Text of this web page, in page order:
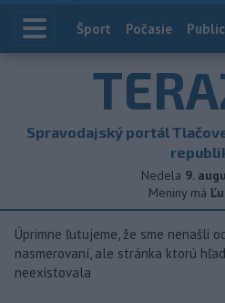
Index
Šport Počasie
Spravodajský portál
Nedela 9.
Meniny má
Úprimne ľutujeme, že sme nenašli
nasmerovaní, ale stránka ktorú
neexistovala